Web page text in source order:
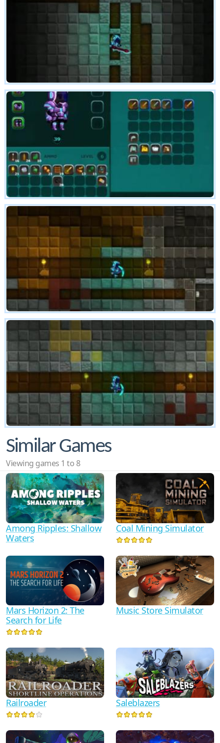
Similar Games
Viewing games 1 to 8
Among Ripples: Shallow
Waters
Coal Mining Simulator
Mars Horizon 2: The
Search for Life
Music Store Simulator
Railroader Saleblazers